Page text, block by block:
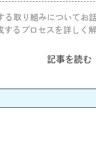
取り組みについてお
るプロセスを詳しく
記事を読む